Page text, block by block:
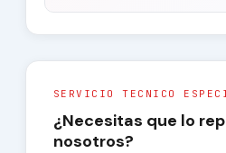
SERVICIO TECNICO
¿Necesitas que lo
nosotros?